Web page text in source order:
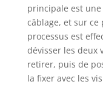
principale est
câblage, et sur
processus est
dévisser les deux
retirer, puis de
la fixer avec les